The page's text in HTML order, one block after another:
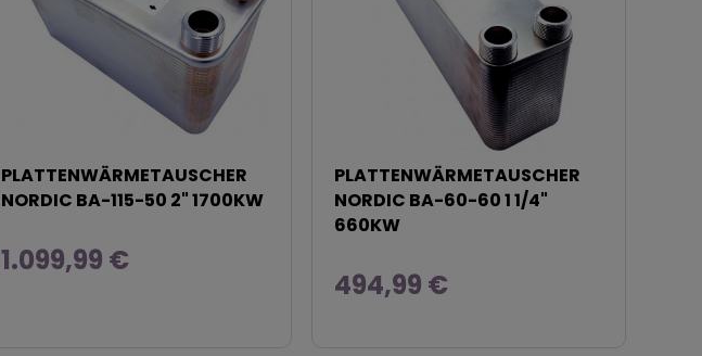
PLATTENWÄRMETAUSCHER
NORDIC BA-115-50 2" 1700KW
1.099,99 €
PLATTENWÄRMETAUSCHER
NORDIC BA-60-60 1 1/4"
660KW
494,99 €